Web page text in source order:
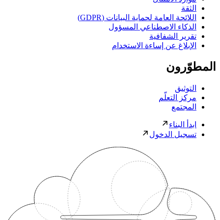
الثقة
اللائحة العامة لحماية البيانات (GDPR)
الذكاء الاصطناعي المسؤول
تقرير الشفافية
الإبلاغ عن إساءة الاستخدام
المطوّرون
التوثيق
مركز التعلّم
المجتمع
ابدأ البناء
تسجيل الدخول